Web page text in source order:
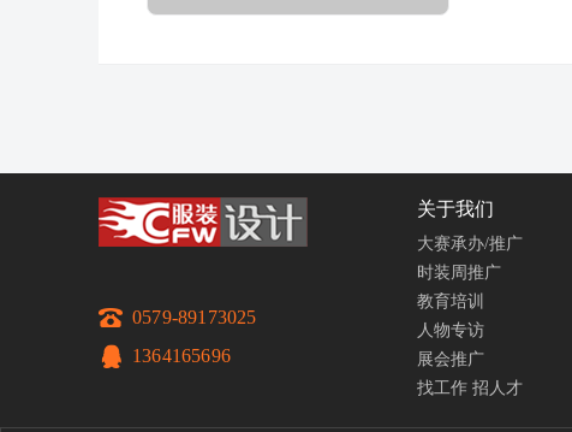
0579-89173025
1364165696
关于我们
大赛承办/推广
时装周推广
教育培训
人物专访
展会推广
找工作 招人才